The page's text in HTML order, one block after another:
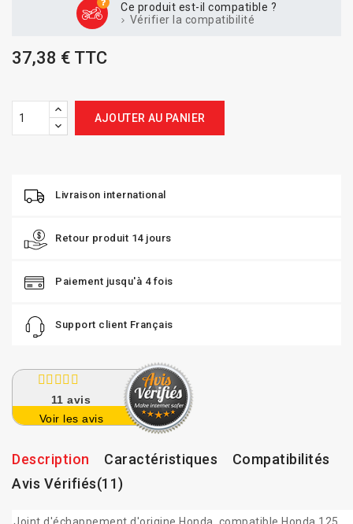
Ce produit est-il compatible ?
Vérifier la compatibilité
37,38 € TTC
AJOUTER AU PANIER
Livraison international
Retour produit 14 jours
Paiement jusqu'à 4 fois
Support client Français
11avis
Voir les avis
Description Caractéristiques
Compatibilités
Avis Vérifiés(11)